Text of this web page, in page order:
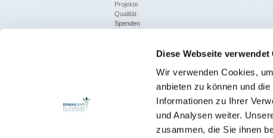
Diese Webseite verwendet
Wir verwenden Cookies,
anbieten zu können und
Informationen zu Ihrer
und Analysen weiter.
zusammen, die Sie ihnen
Projekte
Qualität
Spenden
Termine/Veranstaltungen